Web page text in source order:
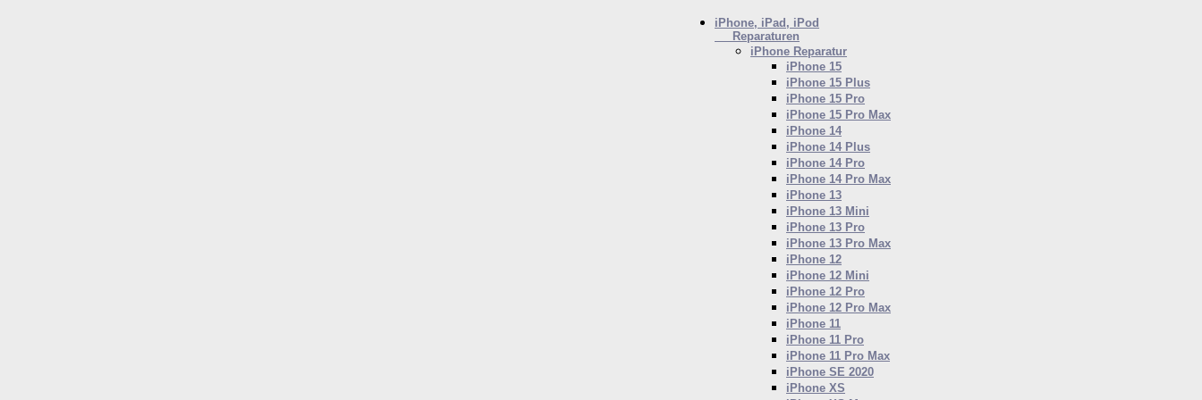
iPhone, iPad, iPod
Reparaturen
iPhone Reparatur
iPhone 15
iPhone 15 Plus
iPhone 15 Pro
iPhone 15 Pro Max
iPhone 14
iPhone 14 Plus
iPhone 14 Pro
iPhone 14 Pro Max
iPhone 13
iPhone 13 Mini
iPhone 13 Pro
iPhone 13 Pro Max
iPhone 12
iPhone 12 Mini
iPhone 12 Pro
iPhone 12 Pro Max
iPhone 11
iPhone 11 Pro
iPhone 11 Pro Max
iPhone SE 2020
iPhone XS